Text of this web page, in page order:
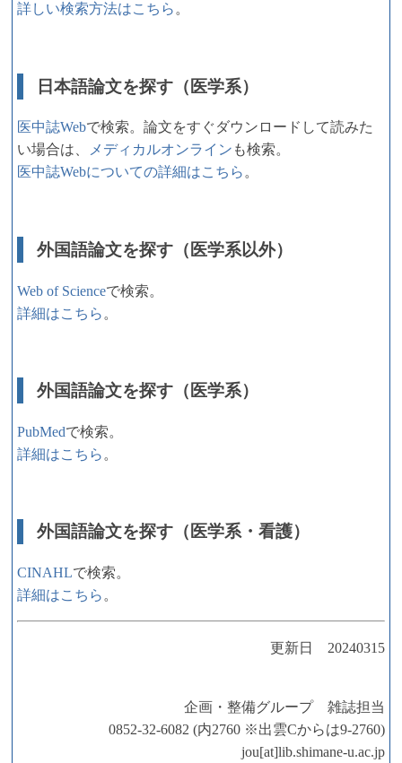
詳しい検索方法はこちら 。
日本語論文を探す（医学系）
医中誌Webで検索。論文をすぐダウンロードして読みた
い場合は、
メディカルオンライン も検索。
医中誌Webについての詳細はこちら。
外国語論文を探す（医学系以外）
Web of Scienceで検索。
詳細はこちら 。
外国語論文を探す（医学系）
PubMedで検索。
詳細はこちら 。
外国語論文を探す（医学系・看護）
CINAHLで検索。
詳細はこちら 。
更新日 20240315
企画・整備グループ 雑誌担当
0852-32-6082 (内2760 ※出雲Cからは9-2760)
jou[at]lib.shimane-u.ac.jp